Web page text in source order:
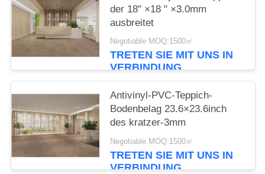
der 18" ×18 " ×3.0mm
ausbreitet
Negotiable MOQ:1500㎡
TRETEN SIE MIT UNS IN
VERBINDUNG
Antivinyl-PVC-Teppich-
Bodenbelag 23.6×23.6inch
des kratzer-3mm
Negotiable MOQ:1500㎡
TRETEN SIE MIT UNS IN
VERBINDUNG